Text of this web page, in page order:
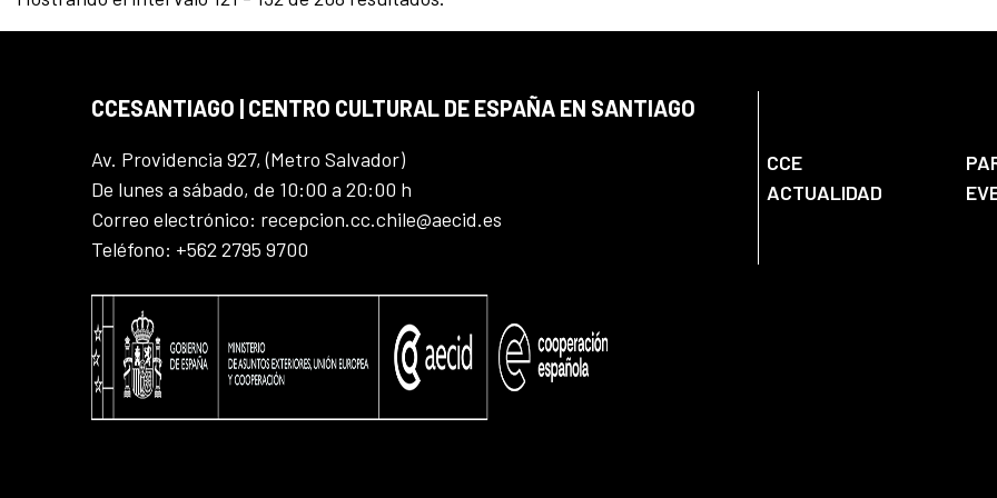
CCESANTIAGO | CENTRO CULTURAL DE ESPAÑA EN SANTIAGO
Av. Providencia 927, (Metro Salvador)
De lunes a sábado, de 10:00 a 20:00 h
Correo electrónico: recepcion.cc.chile@aecid.es
Teléfono: +562 2795 9700
CCE
ACTUALIDAD